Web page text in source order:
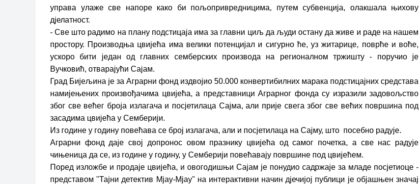
управа улаже све напоре како би пољопривредницима, путем субвенција, олакшала њихову
дјелатност.
- Све што радимо на плану подстицаја има за главни циљ да људи остану да живе и раде на нашем
простору. Производња цвијећа има велики потенцијал и сигурно ће, уз житарице, поврће и воће,
ускоро бити један од главних семберских производа на регионалном тржишту - поручио је
Вучковић, отварајући Сајам.
Град Бијељина је за Аграрни фонд издвојио 50.000 конвертибилних марака подстицајних средстава
намијењених произвођачима цвијећа, а представници Аграрног фонда су изразили задовољство
због све већег броја излагача и посјетилаца Сајма, али прије свега због све већих површина под
засадима цвијећа у Семберији.
Из године у годину повећава се број излагача, али и посјетилаца на Сајму, што посебно радује.
Аграрни фонд даје свој допронос овом празнику цвијећа од самог почетка, а све нас радује
чињеница да се, из године у годину, у Семберији повећавају површине под цвијећем.
Поред изложбе и продаје цвијећа, и овогодишњи Сајам је понудио садржаје за младе посјетиоце -
представом "Тајни детектив Мјау-Мјау" на интерактивни начин дјечијој публици је објашњен значај